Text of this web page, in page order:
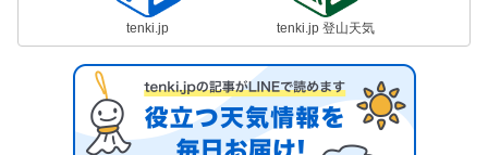
tenki.jp tenki.jp 登山天気